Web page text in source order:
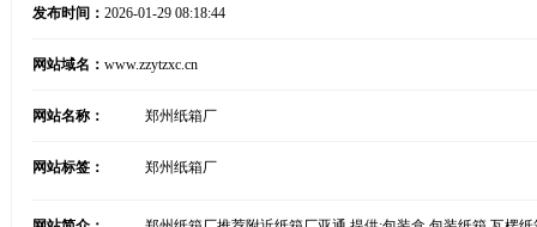
发布时间： 2026-01-29 08:18:44
网站域名： www.zzytzxc.cn
网站名称： 郑州纸箱厂
网站标签： 郑州纸箱厂